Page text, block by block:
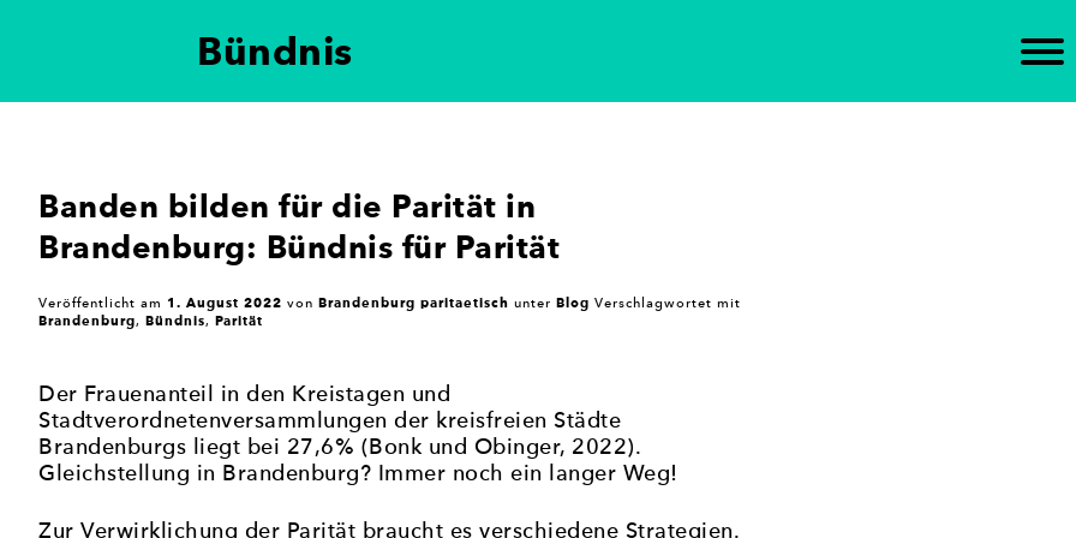
Bündnis
Banden bilden für die Parität in
Brandenburg: Bündnis für Parität
Veröffentlicht am 1. August 2022 von Brandenburg paritaetisch unter Blog Verschlagwortet mit
Brandenburg, Bündnis, Parität
Der Frauenanteil in den Kreistagen und
Stadtverordnetenversammlungen der kreisfreien Städte
Brandenburgs liegt bei 27,6% (Bonk und Obinger, 2022).
Gleichstellung in Brandenburg? Immer noch ein langer Weg!
Zur Verwirklichung der Parität braucht es verschiedene Strategien.